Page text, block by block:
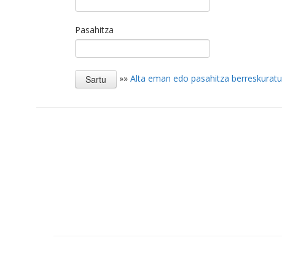
Pasahitza
»» Alta eman edo pasahitza berreskuratu